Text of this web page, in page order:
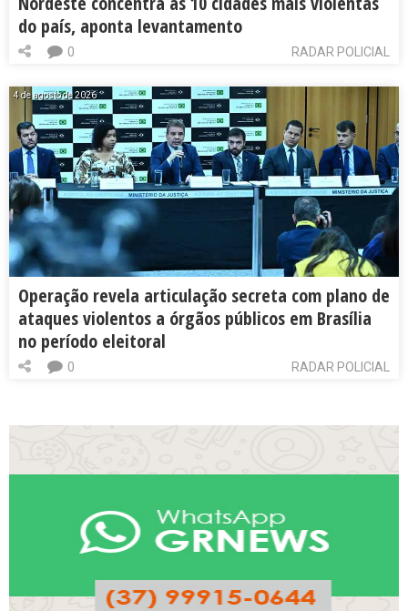
do país, aponta levantamento
RADAR POLICIAL
0
4 de agosto de 2026
Operação revela articulação secreta com plano de
ataques violentos a órgãos públicos em Brasília
no período eleitoral
RADAR POLICIAL
0